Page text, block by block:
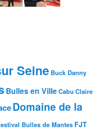
Seine Buck Danny
Bulles en VilleCabu Claire
Domaine de la
Bulles de Mantes FJT